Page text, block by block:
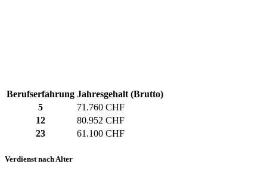
Berufserfahrung Jahresgehalt (Brutto)
5
71.760 CHF
12
80.952 CHF
23
61.100 CHF
Verdienst nach Alter